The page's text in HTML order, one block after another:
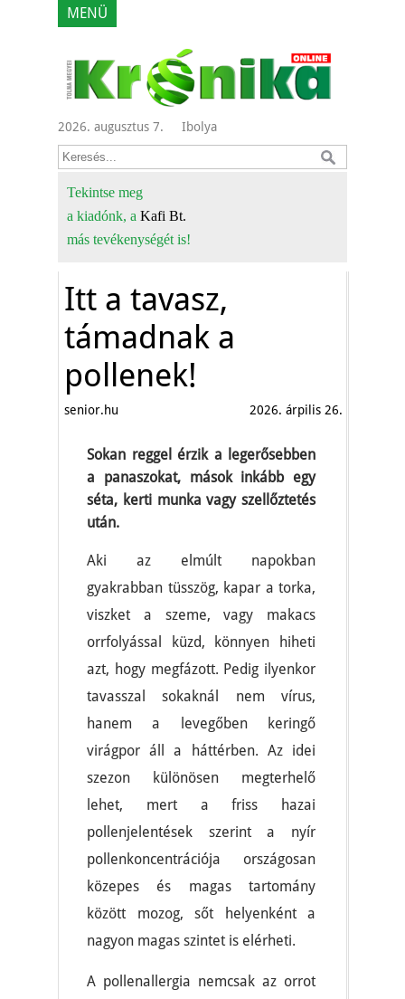
MENÜ
2026. augusztus 7. Ibolya
Tekintse meg
a kiadónk, a Kafi Bt.
más tevékenységét is!
Itt a tavasz,
támadnak a
pollenek!
senior.hu 2026. árpilis 26.
Sokan reggel érzik a legerősebben
a panaszokat, mások inkább egy
séta, kerti munka vagy szellőztetés
után.
Aki az elmúlt napokban
gyakrabban tüsszög, kapar a torka,
viszket a szeme, vagy makacs
orrfolyással küzd, könnyen hiheti
azt, hogy megfázott. Pedig ilyenkor
tavasszal sokaknál nem vírus,
hanem a levegőben keringő
virágpor áll a háttérben. Az idei
szezon különösen megterhelő
lehet, mert a friss hazai
pollenjelentések szerint a nyír
pollenkoncentrációja országosan
közepes és magas tartomány
között mozog, sőt helyenként a
nagyon magas szintet is elérheti.
A pollenallergia nemcsak az orrot